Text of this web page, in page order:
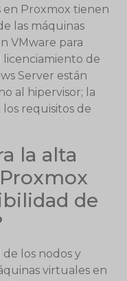
en Proxmox tienen
las máquinas
VMware para
licenciamiento de
Server están
al hipervisor; la
requisitos de
la alta
de
los nodos y
virtuales en